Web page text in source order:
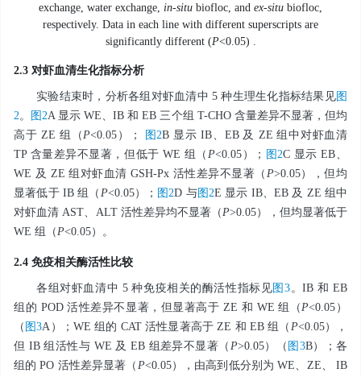
exchange, water exchange, in-situ biofloc, and ex-situ biofloc,
respectively. Data in each line with different superscripts are
significantly different (P<0.05) .
2.3 对虾血清生化指标分析
实验结束时，分析各组对虾血清中 5 种生理生化指标结果见图
2 。 图2A 显示 WE、IB 和 EB 三个组 T-CHO 含量差异不显著，但均
高于 ZE 组（ P<0.05）； 图2B 显示 IB、EB 及 ZE 组中对虾血清
TP 含量差异不显著，但低于 WE 组（ P<0.05）； 图2C 显示 EB、
WE 及 ZE 组对虾血清 GSH-Px 活性差异不显著（ P>0.05），但均
显著低于 IB 组（ P<0.05）； 图2D 与图2E 显示 IB、EB 及 ZE 组中
对虾血清 AST、ALT 活性差异均不显著（ P>0.05），但均显著低于
WE 组（ P<0.05）。
2.4 免疫相关酶活性比较
各组对虾血清中 5 种免疫相关的酶活性指标见图3 。IB 和 EB
组的 POD 活性差异不显著，但显著高于 ZE 和 WE 组（ P<0.05）
（ 图3A）；WE 组的 CAT 活性显著高于 ZE 和 EB 组（ P<0.05），
但 IB 组活性与 WE 及 EB 组差异不显著（ P>0.05）（ 图3B）；各
组的 PO 活性差异显著（ P<0.05），由高到低分别为 WE、ZE、 IB